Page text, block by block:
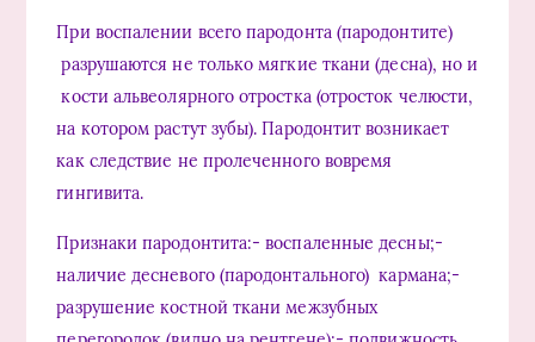
При воспалении всего пародонта (пародонтите)
разрушаются не только мягкие ткани (десна), но и
кости альвеолярного отростка (отросток челюсти,
на котором растут зубы). Пародонтит возникает
как следствие не пролеченного вовремя
гингивита.
Признаки пародонтита:- воспаленные десны;-
наличие десневого (пародонтального) кармана;-
разрушение костной ткани межзубных